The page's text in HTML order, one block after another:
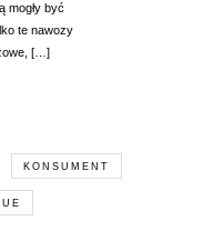
mogły być
te nawozy
[…]
KONSUMENT